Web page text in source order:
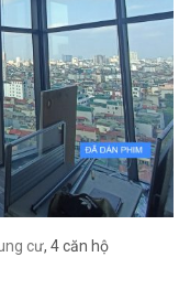
cư, 4 căn hộ